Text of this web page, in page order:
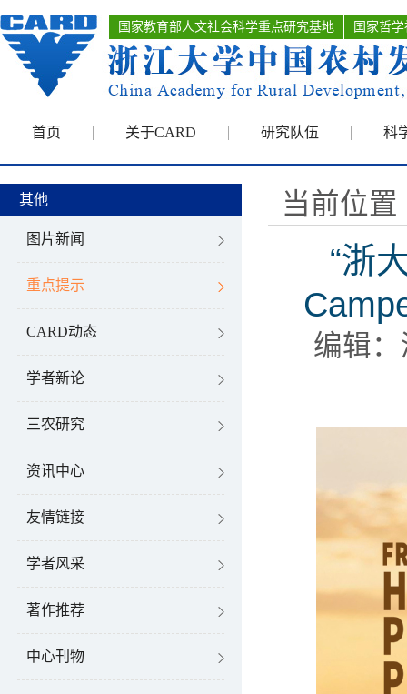
国家教育部人文社会科学重点研究基地 国家哲
首页 关于CARD 研究队伍 科
其他
图片新闻
重点提示
CARD动态
学者新论
三农研究
资讯中心
友情链接
学者风采
著作推荐
中心刊物
当前位置
“浙
编辑